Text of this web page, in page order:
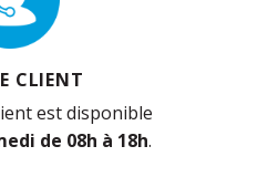
CLIENT
est disponible
de 08h à 18h.